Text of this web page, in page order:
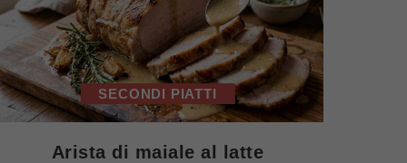
SECONDI PIATTI
Arista di maiale al latte